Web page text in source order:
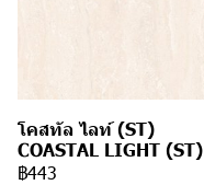
โคสทัล ไลท์ (ST)
COASTAL LIGHT (ST)
฿443